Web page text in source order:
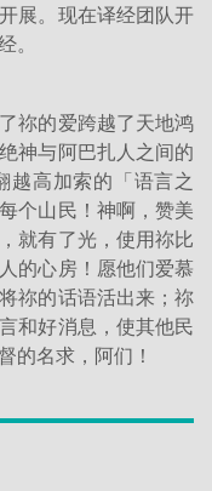
展。现在译经团队开
祢的爱跨越了天地鸿
神与阿巴扎人之间的
越高加索的「语言之
个山民！神啊，赞美
就有了光，使用祢比
的心房！愿他们爱慕
祢的话语活出来；祢
和好消息，使其他民
的名求，阿们！